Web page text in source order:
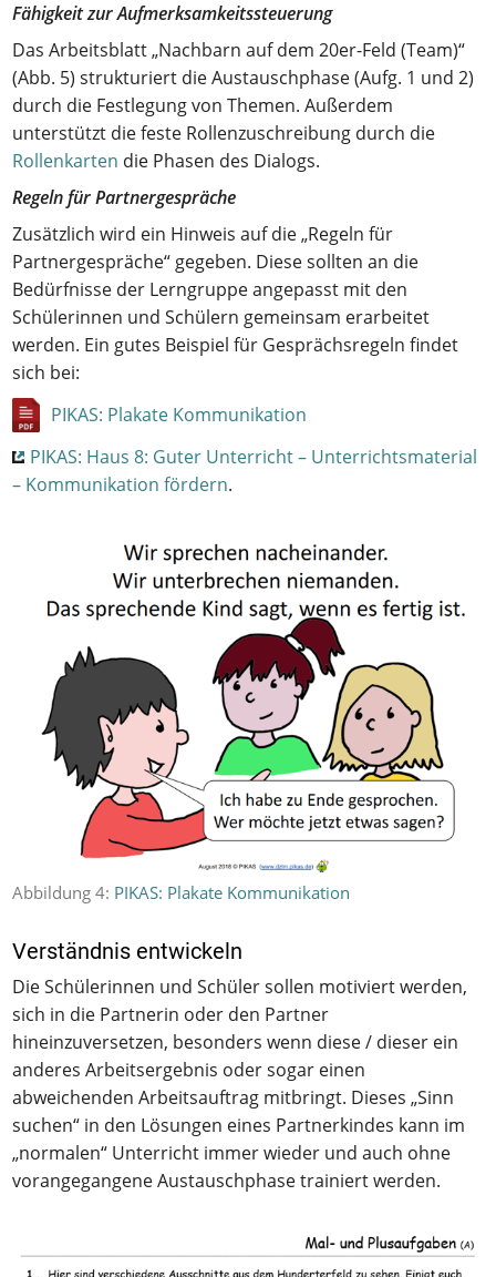
Fähigkeit zur Aufmerksamkeitssteuerung
Das Arbeitsblatt „Nachbarn auf dem 20er-Feld (Team)“
(Abb. 5) strukturiert die Austauschphase (Aufg. 1 und 2)
durch die Festlegung von Themen. Außerdem
unterstützt die feste Rollenzuschreibung durch die
Rollenkarten die Phasen des Dialogs.
Regeln für Partnergespräche
Zusätzlich wird ein Hinweis auf die „Regeln für
Partnergespräche“ gegeben. Diese sollten an die
Bedürfnisse der Lerngruppe angepasst mit den
Schülerinnen und Schülern gemeinsam erarbeitet
werden. Ein gutes Beispiel für Gesprächsregeln findet
sich bei:
PIKAS: Plakate Kommunikation
PIKAS: Haus 8: Guter Unterricht – Unterrichtsmaterial
– Kommunikation fördern.
Abbildung 4: PIKAS: Plakate Kommunikation
Verständnis entwickeln
Die Schülerinnen und Schüler sollen motiviert werden,
sich in die Partnerin oder den Partner
hineinzuversetzen, besonders wenn diese / dieser ein
anderes Arbeitsergebnis oder sogar einen
abweichenden Arbeitsauftrag mitbringt. Dieses „Sinn
suchen“ in den Lösungen eines Partnerkindes kann im
„normalen“ Unterricht immer wieder und auch ohne
vorangegangene Austauschphase trainiert werden.